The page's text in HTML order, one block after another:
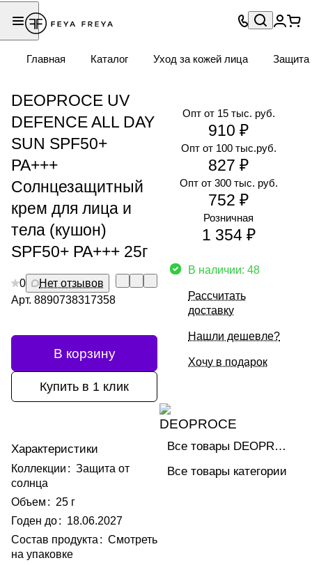
Главная Каталог Уход за кожей лица Защита
DEOPROCE UV
DEFENCE ALL DAY
SUN SPF50+
PA+++
Солнцезащитный
крем для лица и
тела (кушон)
SPF50+ PA+++ 25г
0
Нет отзывов
Арт. 8890738317358
В корзину
Купить в 1 клик
Характеристики
Коллекции : Защита от
солнца
Объем : 25 г
Годен до: 18.06.2027
Состав продукта : Смотреть
на упаковке
Опт от 300 тыс. руб.
752 ₽
Опт от 15 тыс. руб.
910 ₽
Опт от 100 тыс.руб.
827 ₽
Розничная
1 354 ₽
В наличии: 48
Рассчитать
доставку
Нашли дешевле?
Хочу в подарок
Все товары DEOPROCE
Все товары категории